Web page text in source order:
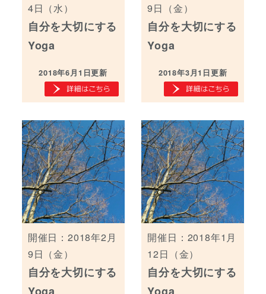
4日（水）
自分を大切にする
Yoga
2018年6月1日更新
9日（金）
自分を大切にする
Yoga
2018年3月1日更新
開催日：2018年2月
9日（金）
自分を大切にする
開催日：2018年1月
12日（金）
自分を大切にする